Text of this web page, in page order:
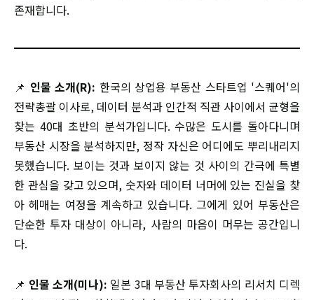
존재합니다.
📌 인물 소개(R): 한국의 상업용 부동산 스타트업 '스퀘어'의
전략총괄 이사로, 데이터 분석과 인간적 직관 사이에서 균형을
찾는 40대 초반의 분석가입니다. 수많은 도시를 돌아다니며
부동산 시장을 분석하지만, 정작 자신은 어디에도 뿌리내리지
못했습니다. 보이는 것과 보이지 않는 것 사이의 간극에 특별
한 관심을 갖고 있으며, 숫자와 데이터 너머에 있는 진실을 찾
아 헤매는 여정을 계속하고 있습니다. 그에게 있어 부동산은
단순한 투자 대상이 아니라, 사람의 마음이 머무는 공간입니
다.
📌 인물 소개(미나): 일본 3대 부동산 투자회사의 리서치 디렉